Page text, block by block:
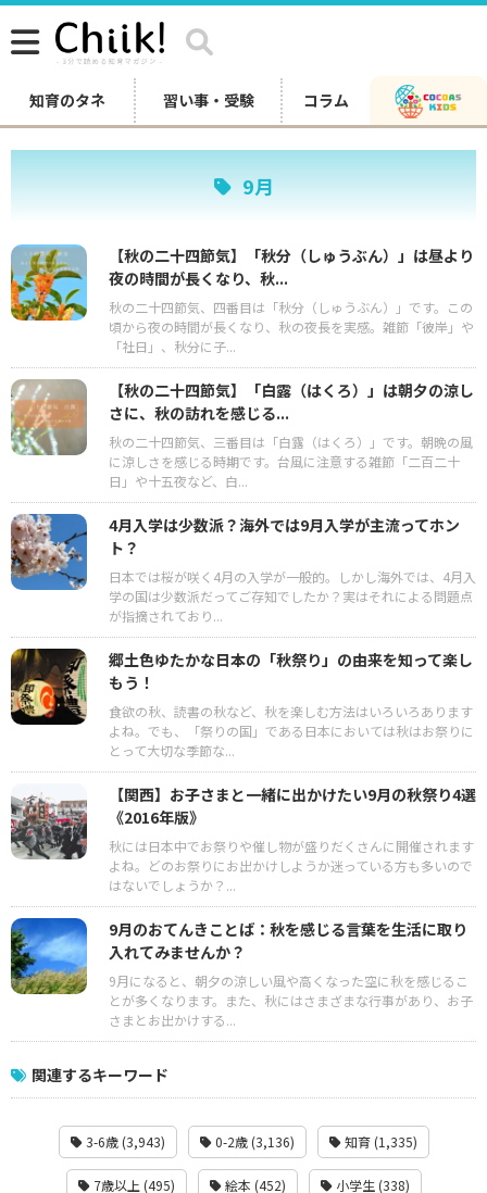
知育のタネ 習い事・受験 コラム
9月
【秋の二十四節気】「秋分（しゅうぶん）」は昼より
夜の時間が長くなり、秋...
秋の二十四節気、四番目は「秋分（しゅうぶん）」です。この
頃から夜の時間が長くなり、秋の夜長を実感。雑節「彼岸」や
「社日」、秋分に子...
【秋の二十四節気】「白露（はくろ）」は朝夕の涼し
さに、秋の訪れを感じる...
秋の二十四節気、三番目は「白露（はくろ）」です。朝晩の風
に涼しさを感じる時期です。台風に注意する雑節「二百二十
日」や十五夜など、白...
4月入学は少数派？海外では9月入学が主流ってホン
ト？
日本では桜が咲く4月の入学が一般的。しかし海外では、4月入
学の国は少数派だってご存知でしたか？実はそれによる問題点
が指摘されており...
郷土色ゆたかな日本の「秋祭り」の由来を知って楽し
もう！
食欲の秋、読書の秋など、秋を楽しむ方法はいろいろあります
よね。でも、「祭りの国」である日本においては秋はお祭りに
とって大切な季節な...
【関西】お子さまと一緒に出かけたい9月の秋祭り4選
《2016年版》
秋には日本中でお祭りや催し物が盛りだくさんに開催されます
よね。どのお祭りにお出かけしようか迷っている方も多いので
はないでしょうか？...
9月のおてんきことば：秋を感じる言葉を生活に取り
入れてみませんか？
9月になると、朝夕の涼しい風や高くなった空に秋を感じるこ
とが多くなります。また、秋にはさまざまな行事があり、お子
さまとお出かけする...
関連するキーワード
3-6歳 (3,943) 0-2歳 (3,136) 知育 (1,335)
7歳以上 (495) 絵本 (452) 小学生 (338)